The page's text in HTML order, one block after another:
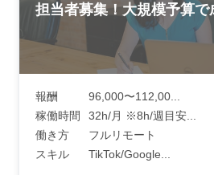
担当者募集！大規模予算で
報酬
96,000〜112,00...
稼働時間
32h/月 ※8h/週目安...
働き方
フルリモート
スキル
TikTok/Google...